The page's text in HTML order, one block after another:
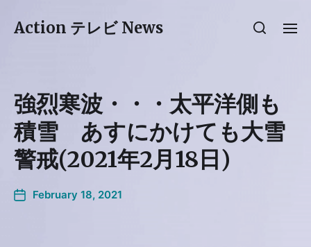
Action テレビ News
強烈寒波・・・太平洋側も
積雪 あすにかけても大雪
警戒(2021年2月18日)
February 18, 2021